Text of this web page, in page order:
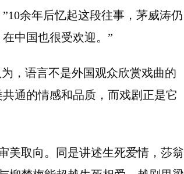
余年后忆起这段往事，茅威涛仍
中国也很受欢迎。”
，语言不是外国观众欣赏戏曲的
通的情感和品质，而戏剧正是它
美取向。同是讲述生死爱情，莎翁